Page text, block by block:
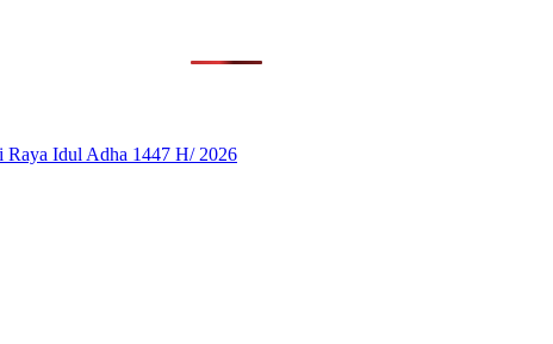
Raya Idul Adha 1447 H/ 2026